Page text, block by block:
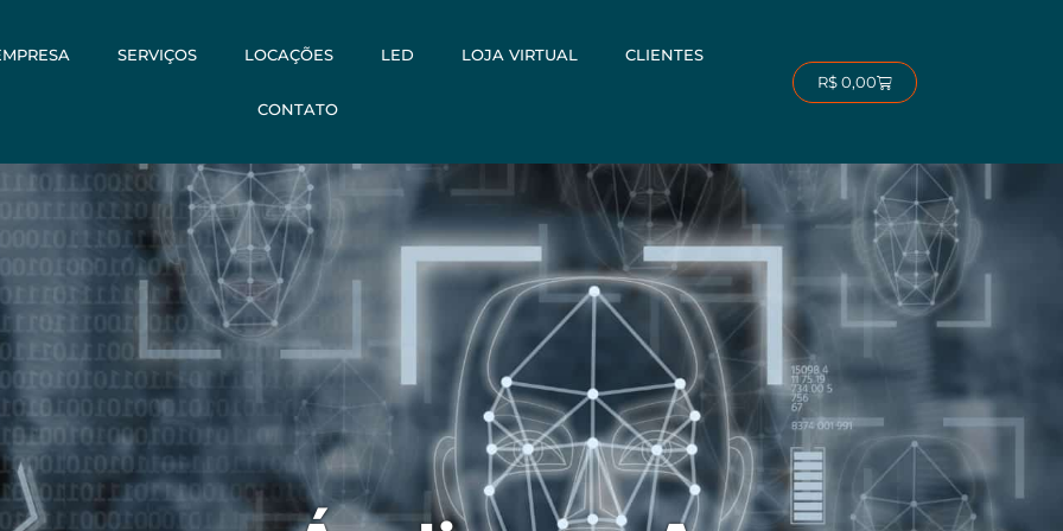
SERVIÇOS LOCAÇÕES LED LOJA VIRTUAL CLIENTES
CONTATO
R$0,00Carrinho